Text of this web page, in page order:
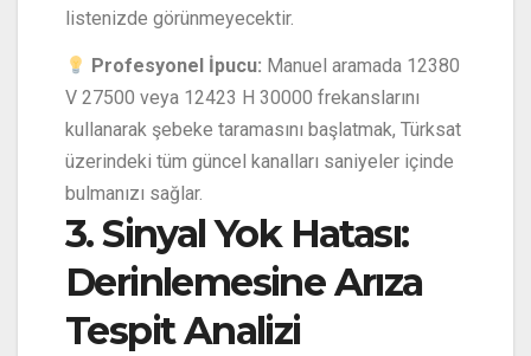
listenizde görünmeyecektir.
Profesyonel İpucu: Manuel aramada 12380
V 27500 veya 12423 H 30000 frekanslarını
kullanarak şebeke taramasını başlatmak, Türksat
üzerindeki tüm güncel kanalları saniyeler içinde
bulmanızı sağlar.
3. Sinyal Yok Hatası:
Derinlemesine Arıza
Tespit Analizi